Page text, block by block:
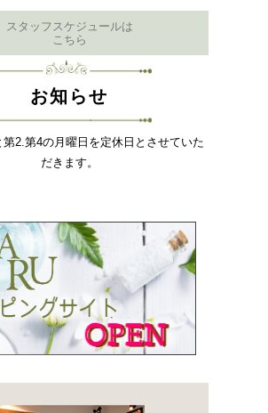
スタッフスケジュールは
こちら
お知らせ
2.第4の月曜日を定休日とさせていた
だきます。